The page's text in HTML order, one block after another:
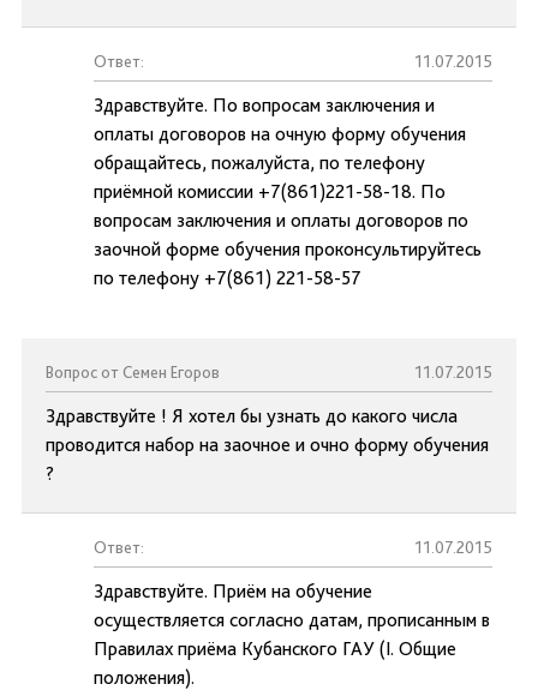
Ответ: 11.07.2015
Здравствуйте. По вопросам заключения и
оплаты договоров на очную форму обучения
обращайтесь, пожалуйста, по телефону
приёмной комиссии +7(861)221-58-18. По
вопросам заключения и оплаты договоров по
заочной форме обучения проконсультируйтесь
по телефону +7(861) 221-58-57
Вопрос от Семен Егоров 11.07.2015
Здравствуйте ! Я хотел бы узнать до какого числа
проводится набор на заочное и очно форму обучения
?
Ответ: 11.07.2015
Здравствуйте. Приём на обучение
осуществляется согласно датам, прописанным в
Правилах приёма Кубанского ГАУ (I. Общие
положения).